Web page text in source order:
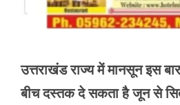
उत्तराखंड राज्य में मानसून इस
बीच दस्तक दे सकता है जून से